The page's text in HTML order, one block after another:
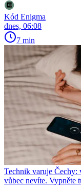
Kód Enigma
dnes, 06:08
7 min
Technik varuje Čechy:
vůbec nevíte. Vypněte